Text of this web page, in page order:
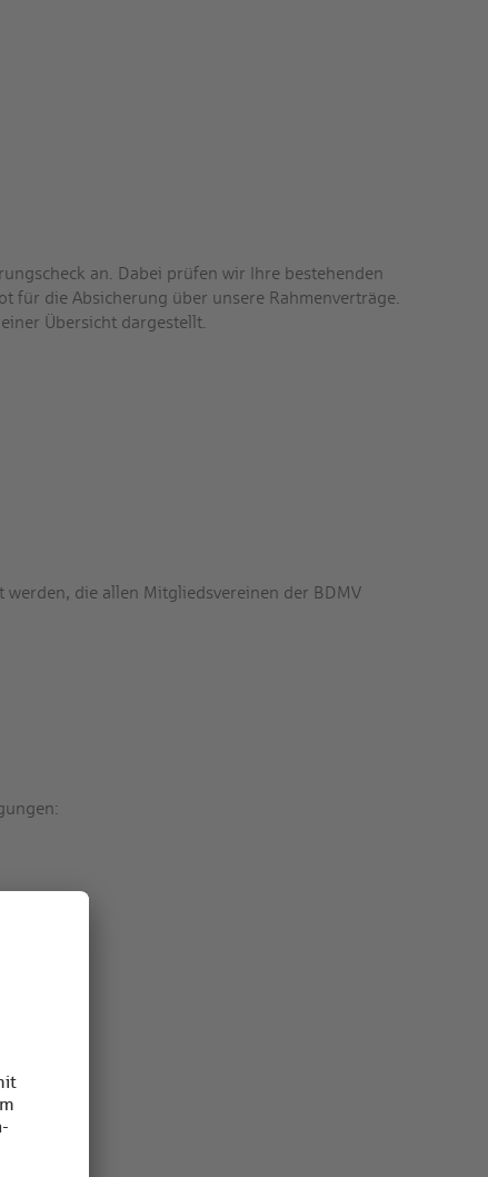
an. Dabei prüfen wir Ihre bestehenden
für die Absicherung über unsere Rahmen­verträge.
Übersicht dargestellt.
die allen Mitgliedsvereinen der BDMV